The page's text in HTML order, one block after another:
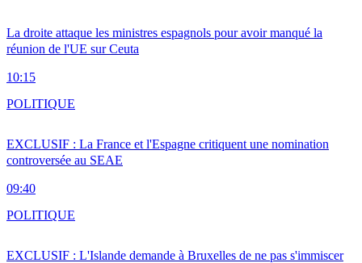
La droite attaque les ministres espagnols pour avoir manqué la
réunion de l'UE sur Ceuta
10:15
EXCLUSIF : La France et l'Espagne critiquent une nomination
controversée au SEAE
09:40
POLITIQUE
EXCLUSIF : L'Islande demande à Bruxelles de ne pas s'immiscer
POLITIQUE